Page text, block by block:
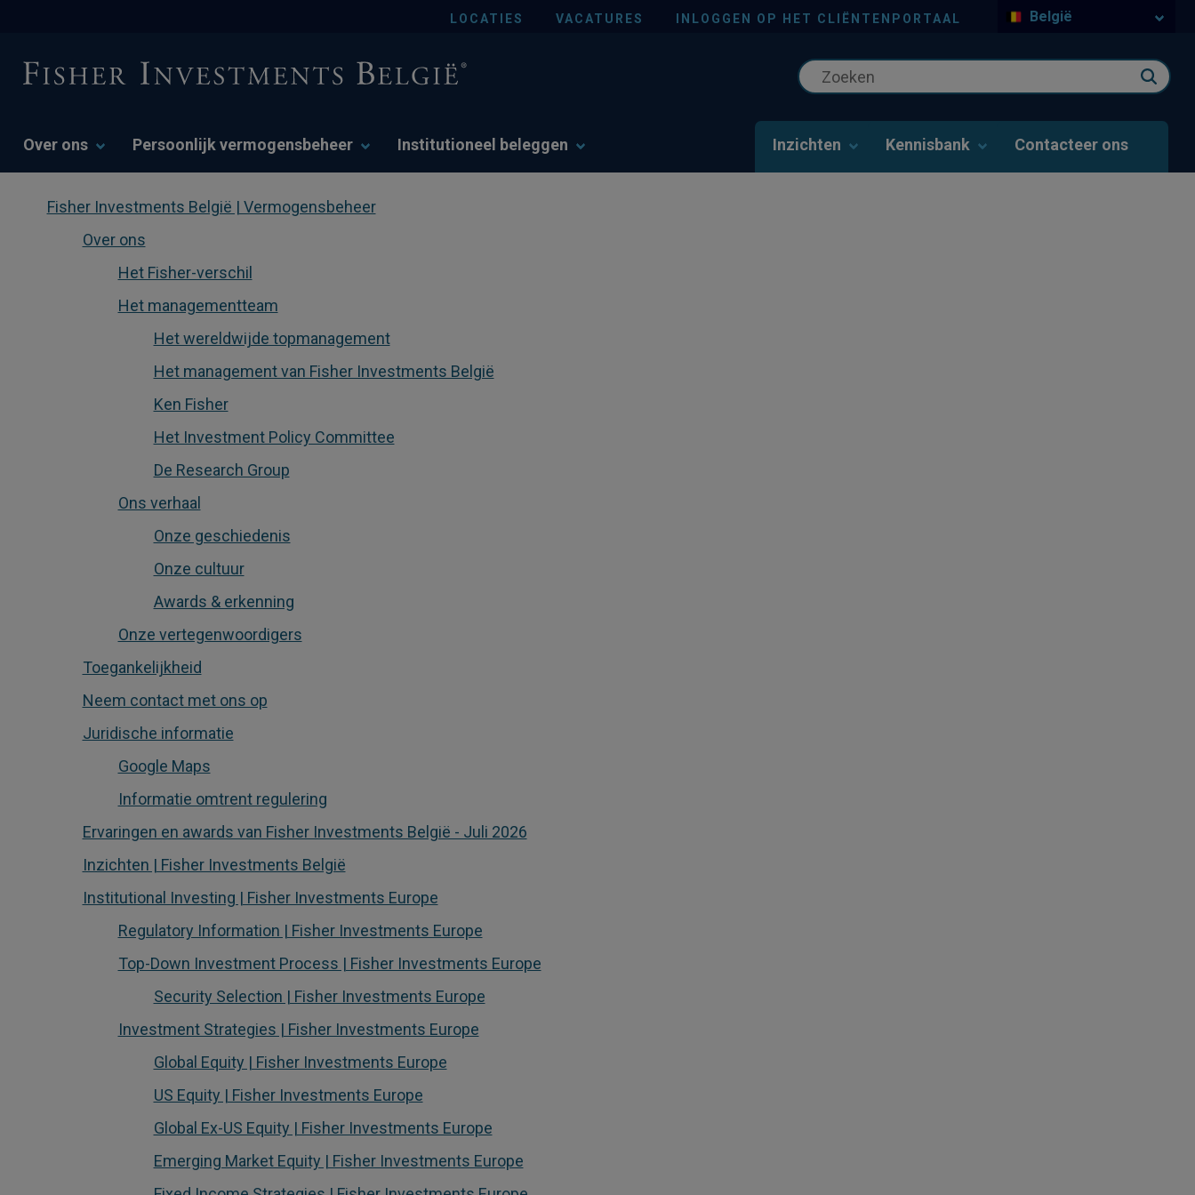
LOCATIES VACATURES INLOGGEN OP HET CLIËNTENPORTAAL België
Over ons Persoonlijk vermogensbeheer Institutioneel beleggen Inzichten Kennisbank Contacteer ons
Fisher Investments België | Vermogensbeheer
Over ons
Het Fisher-verschil
Het managementteam
Het wereldwijde topmanagement
Het management van Fisher Investments België
Ken Fisher
Het Investment Policy Committee
De Research Group
Ons verhaal
Onze geschiedenis
Onze cultuur
Awards & erkenning
Onze vertegenwoordigers
Toegankelijkheid
Neem contact met ons op
Juridische informatie
Google Maps
Informatie omtrent regulering
Ervaringen en awards van Fisher Investments België - Juli 2026
Inzichten | Fisher Investments België
Institutional Investing | Fisher Investments Europe
Regulatory Information | Fisher Investments Europe
Top-Down Investment Process | Fisher Investments Europe
Security Selection | Fisher Investments Europe
Investment Strategies | Fisher Investments Europe
Global Equity | Fisher Investments Europe
US Equity | Fisher Investments Europe
Global Ex-US Equity | Fisher Investments Europe
Emerging Market Equity | Fisher Investments Europe